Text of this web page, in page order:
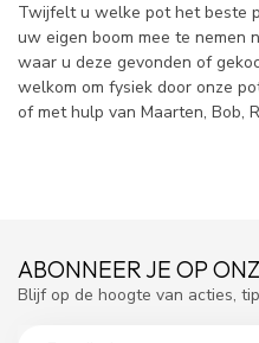
Twijfelt u welke pot het beste
uw eigen boom mee te nemen
waar u deze gevonden of
welkom om fysiek door onze
of met hulp van Maarten, Bob,
ABONNEER JE OP
Blijf op de hoogte van acties,